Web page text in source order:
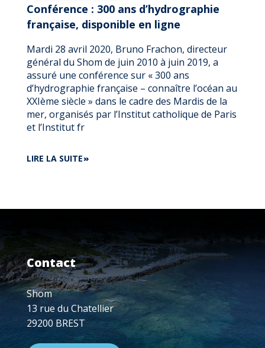
Conférence : 300 ans d’hydrographie
française, disponible en ligne
Mardi 28 avril 2020, Bruno Frachon, directeur
général du Shom de juin 2010 à juin 2019, a
assuré une conférence sur « 300 ans
d’hydrographie française – connaître l’océan au
XXIème siècle » dans le cadre des Mardis de la
mer, organisés par l’Institut catholique de Paris
et l’Institut fr
LIRE LA SUITEDE
DISPONIBLE
EN
LIGNE
Contact
Shom
13 rue du Chatellier
29200 BREST